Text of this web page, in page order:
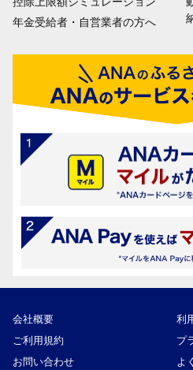
年金受給者・自営業者の方へ
会社概要
利
ご利用規約
プ
お問い合わせ
よ